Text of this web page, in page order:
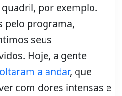
por exemplo.
pelo programa,
seus
Hoje, a gente
a andar, que
com dores intensas e